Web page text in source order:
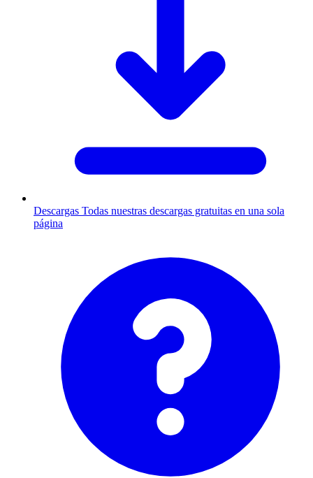
Descargas Todas nuestras descargas gratuitas en una sola
página